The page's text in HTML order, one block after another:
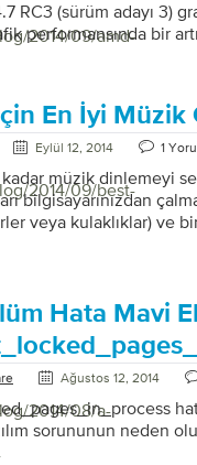
2014/09/amd-
RC3 (sürüm adayı 3)
performansında bir
2014/09/best-
En İyi Müzik
Eylül 12, 2014 1
kadar müzik dinlemeyi
bilgisayarınızdan
veya kulaklıklar) ve
Bir görevde,
internette arama
denemenizi
Windows için En İyi
Bu muhtemelen
2014/08/a-
Hata Mavi
Ağustos 12, 2014
sorununun neden